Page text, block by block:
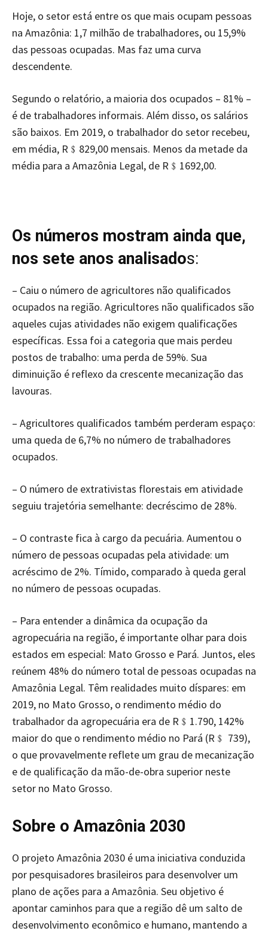
Hoje, o setor está entre os que mais ocupam pessoas
na Amazônia: 1,7 milhão de trabalhadores, ou 15,9%
das pessoas ocupadas. Mas faz uma curva
descendente.
Segundo o relatório, a maioria dos ocupados – 81% –
é de trabalhadores informais. Além disso, os salários
são baixos. Em 2019, o trabalhador do setor recebeu,
em média, R﹩829,00 mensais. Menos da metade da
média para a Amazônia Legal, de R﹩1692,00.
Os números mostram ainda que,
nos sete anos analisados:
– Caiu o número de agricultores não qualificados
ocupados na região. Agricultores não qualificados são
aqueles cujas atividades não exigem qualificações
específicas. Essa foi a categoria que mais perdeu
postos de trabalho: uma perda de 59%. Sua
diminuição é reflexo da crescente mecanização das
lavouras.
– Agricultores qualificados também perderam espaço:
uma queda de 6,7% no número de trabalhadores
ocupados.
– O número de extrativistas florestais em atividade
seguiu trajetória semelhante: decréscimo de 28%.
– O contraste fica à cargo da pecuária. Aumentou o
número de pessoas ocupadas pela atividade: um
acréscimo de 2%. Tímido, comparado à queda geral
no número de pessoas ocupadas.
– Para entender a dinâmica da ocupação da
agropecuária na região, é importante olhar para dois
estados em especial: Mato Grosso e Pará. Juntos, eles
reúnem 48% do número total de pessoas ocupadas na
Amazônia Legal. Têm realidades muito díspares: em
2019, no Mato Grosso, o rendimento médio do
trabalhador da agropecuária era de R﹩1.790, 142%
maior do que o rendimento médio no Pará (R﹩ 739),
o que provavelmente reflete um grau de mecanização
e de qualificação da mão-de-obra superior neste
setor no Mato Grosso.
Sobre o Amazônia 2030
O projeto Amazônia 2030 é uma iniciativa conduzida
por pesquisadores brasileiros para desenvolver um
plano de ações para a Amazônia. Seu objetivo é
apontar caminhos para que a região dê um salto de
desenvolvimento econômico e humano, mantendo a